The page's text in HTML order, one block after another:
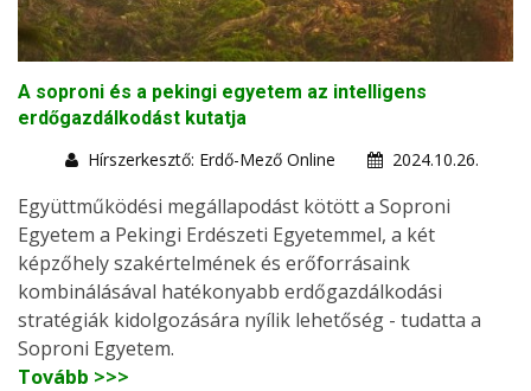
A soproni és a pekingi egyetem az intelligens
erdőgazdálkodást kutatja
Hírszerkesztő: Erdő-Mező Online
2024.10.26.
Együttműködési megállapodást kötött a Soproni
Egyetem a Pekingi Erdészeti Egyetemmel, a két
képzőhely szakértelmének és erőforrásaink
kombinálásával hatékonyabb erdőgazdálkodási
stratégiák kidolgozására nyílik lehetőség - tudatta a
Soproni Egyetem.
Tovább >>>